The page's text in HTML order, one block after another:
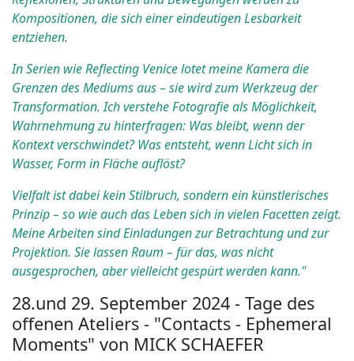
Kompositionen, die sich einer eindeutigen Lesbarkeit
entziehen.
In Serien wie Reflecting Venice lotet meine Kamera die
Grenzen des Mediums aus – sie wird zum Werkzeug der
Transformation. Ich verstehe Fotografie als Möglichkeit,
Wahrnehmung zu hinterfragen: Was bleibt, wenn der
Kontext verschwindet? Was entsteht, wenn Licht sich in
Wasser, Form in Fläche auflöst?
Vielfalt ist dabei kein Stilbruch, sondern ein künstlerisches
Prinzip – so wie auch das Leben sich in vielen Facetten zeigt.
Meine Arbeiten sind Einladungen zur Betrachtung und zur
Projektion. Sie lassen Raum – für das, was nicht
ausgesprochen, aber vielleicht gespürt werden kann."
28.und 29. September 2024 - Tage des
offenen Ateliers - "Contacts - Ephemeral
Moments" von MICK SCHAEFER